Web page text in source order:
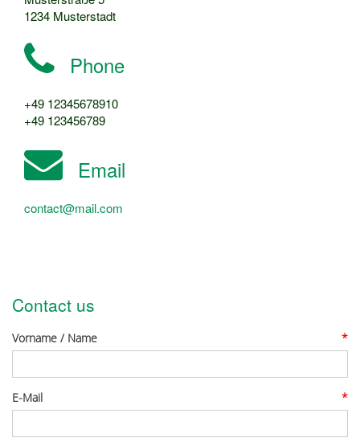
1234 Musterstadt
Phone
+49 12345678910
+49 123456789
Email
contact@mail.com
Contact us
Vorname / Name *
E-Mail *